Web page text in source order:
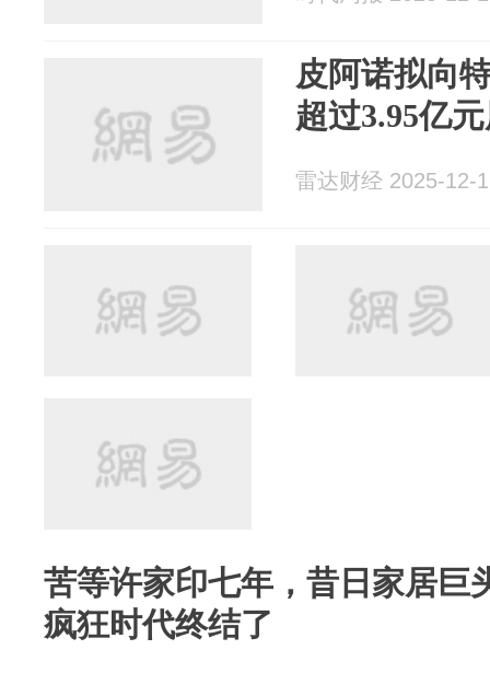
皮阿诺拟向
超过3.95亿
雷达财经 2025-12-
苦等许家印七年，昔日家居巨
疯狂时代终结了